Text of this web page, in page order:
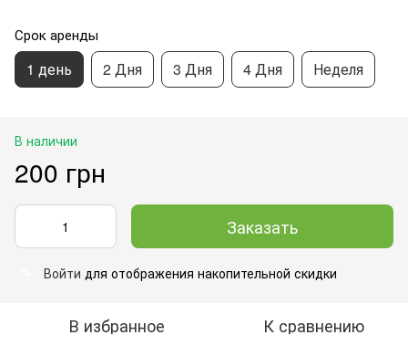
Срок аренды
1 день 2 Дня 3 Дня 4 Дня Неделя
В наличии
200 грн
Заказать
Войти для отображения накопительной скидки
В избранное К сравнению